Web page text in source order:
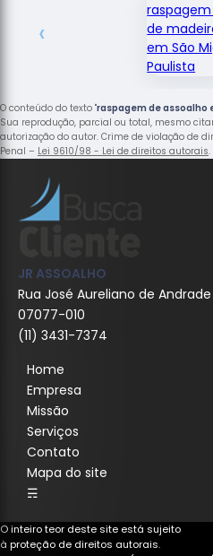
‹
O conteúdo do texto "raspagem de assoalho
Sua reprodução, parcial ou total, mesmo
autorização do autor. Crime de violação de
Penal – Lei 9610/98 - Lei de direitos autorais.
JR ASSOALHO
Rua José Aureliano de Andrade
07077-010
(11) 3431-7374
Home
Empresa
Missão
Serviços
Contato
Mapa do site
☴
O inteiro teor deste site está sujeito
à proteção de direitos autorais.